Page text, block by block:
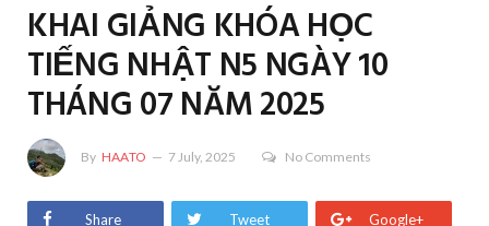
KHAI GIẢNG KHÓA HỌC
TIẾNG NHẬT N5 NGÀY 10
THÁNG 07 NĂM 2025
By HAATO 7 July, 2025 No Comments
Share Tweet Google+